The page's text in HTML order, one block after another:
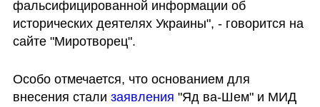
фальсифицированной информации об
исторических деятелях Украины", - говорится на
сайте "Миротворец".
Особо отмечается, что основанием для
внесения стали заявления "Яд ва-Шем" и МИД